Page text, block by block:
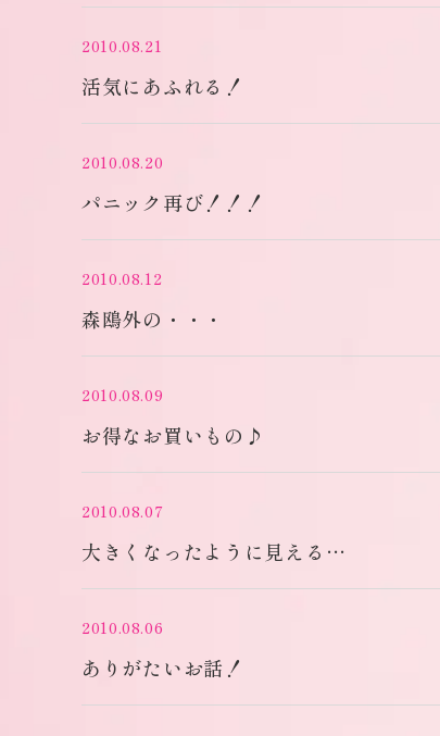
2010.08.21
活気にあふれる！
2010.08.20
パニック再び！！！
2010.08.12
森鴎外の・・・
2010.08.09
お得なお買いもの♪
2010.08.07
大きくなったように見える…
2010.08.06
ありがたいお話！